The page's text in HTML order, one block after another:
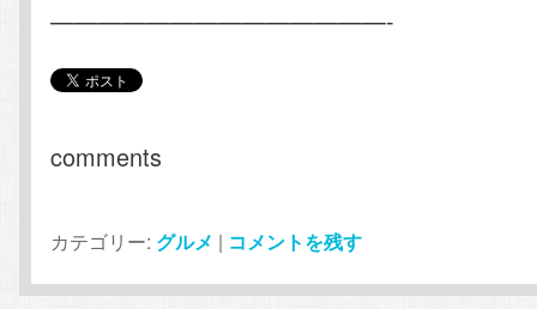
——————————————-
comments
カテゴリー: グルメ | コメントを残す